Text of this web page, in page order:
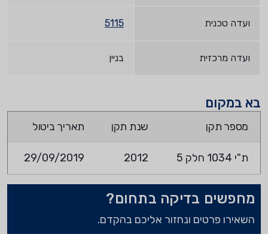
ועדה טכנית 5115
ועדה מרכזית בניין
בא במקום
מספר תקן שנת תקן תאריך ביטול
ת"י 1034 חלק 5 2012
29/09/2019
מחפשים בדיקה בתחום?
השאירו פרטים ונחזור אליכם בהקדם.